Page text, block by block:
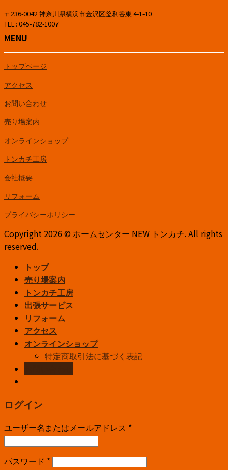
〒236-0042 神奈川県横浜市金沢区釜利谷東 4-1-10
TEL : 045-782-1007
MENU
トップページ
アクセス
お問い合わせ
売り場案内
オンラインショップ
トンカチ工房
会社概要
リフォーム
プライバシーポリシー
Copyright 2026 © ホームセンター NEW トンカチ. All rights
reserved.
トップ
売り場案内
トンカチ工房
出張サービス
リフォーム
アクセス
オンラインショップ
特定商取引法に基づく表記
ログイン
ユーザー名またはメールアドレス *
パスワード *